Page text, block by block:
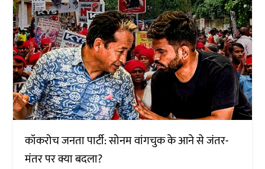
कॉकरोच जनता पार्टी: सोनम वांगचुक के आने से जंतर-
मंतर पर क्या बदला?